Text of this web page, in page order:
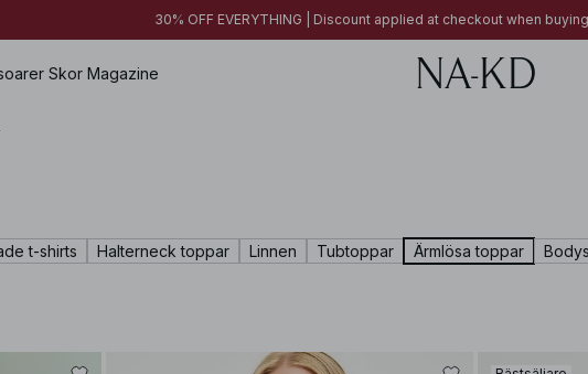
30% OFF EVERYTHING | Discount applied at checkout when
Skor Magazine
snart
t-shirts Halterneck toppar Linnen Tubtoppar Ärmlösa toppar